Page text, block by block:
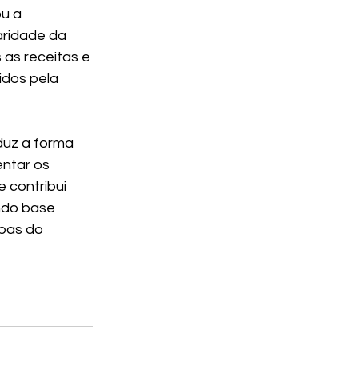
a
da
as receitas e
pela
a forma
os
contribui
base
do